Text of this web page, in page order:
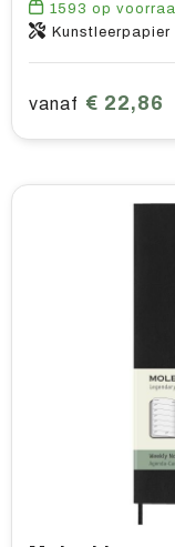
1593 op
Kunstleerpapier
vanaf € 22,86